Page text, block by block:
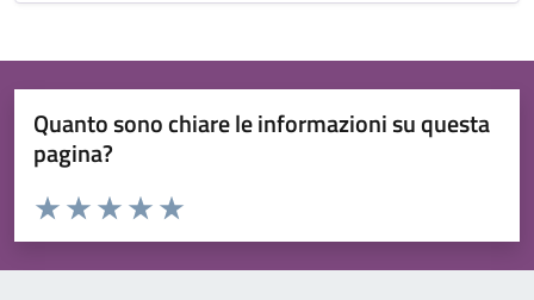
Quanto sono chiare le informazioni su questa
pagina?
Valuta da 1 a 5 stelle la pagina
Valuta 5 stelle su 5
Valuta 4 stelle su 5
Valuta 3 stelle su 5
Valuta 2 stelle su 5
Valuta 1 stelle su 5